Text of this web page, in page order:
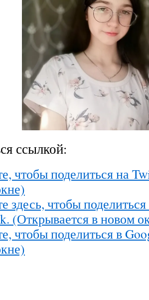
ссылкой:
чтобы поделиться на
здесь, чтобы
(Открывается в новом
чтобы поделиться в